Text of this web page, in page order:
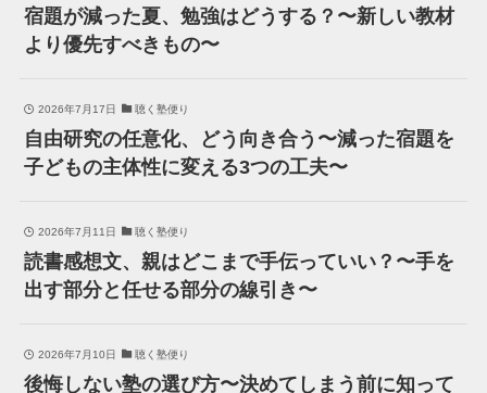
宿題が減った夏、勉強はどうする？〜新しい教材
より優先すべきもの〜
2026年7月17日 聴く塾便り
自由研究の任意化、どう向き合う〜減った宿題を
子どもの主体性に変える3つの工夫〜
2026年7月11日 聴く塾便り
読書感想文、親はどこまで手伝っていい？〜手を
出す部分と任せる部分の線引き〜
2026年7月10日 聴く塾便り
後悔しない塾の選び方〜決めてしまう前に知って